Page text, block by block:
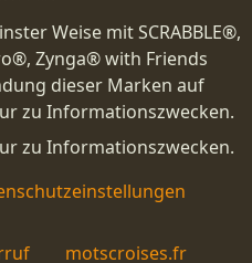
Weise mit SCRABBLE®,
Zynga® with Friends
dieser Marken auf
zu Informationszwecken.
zu Informationszwecken.
motscroises.fr